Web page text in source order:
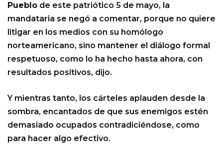
Pueblo de este patriótico 5 de mayo, la
mandataria se negó a comentar, porque no quiere
litigar en los medios con su homólogo
norteamericano, sino mantener el diálogo formal
respetuoso, como lo ha hecho hasta ahora, con
resultados positivos, dijo.
Y mientras tanto, los cárteles aplauden desde la
sombra, encantados de que sus enemigos estén
demasiado ocupados contradiciéndose, como
para hacer algo efectivo.